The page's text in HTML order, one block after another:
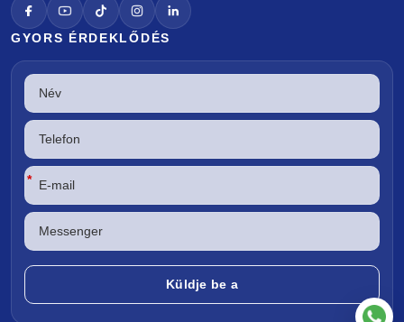
GYORS ÉRDEKLŐDÉS
*